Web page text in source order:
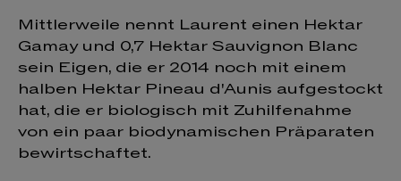
Mittlerweile nennt Laurent einen Hektar
Gamay und 0,7 Hektar Sauvignon Blanc
sein Eigen, die er 2014 noch mit einem
halben Hektar Pineau d'Aunis aufgestockt
hat, die er biologisch mit Zuhilfenahme
von ein paar biodynamischen Präparaten
bewirtschaftet.